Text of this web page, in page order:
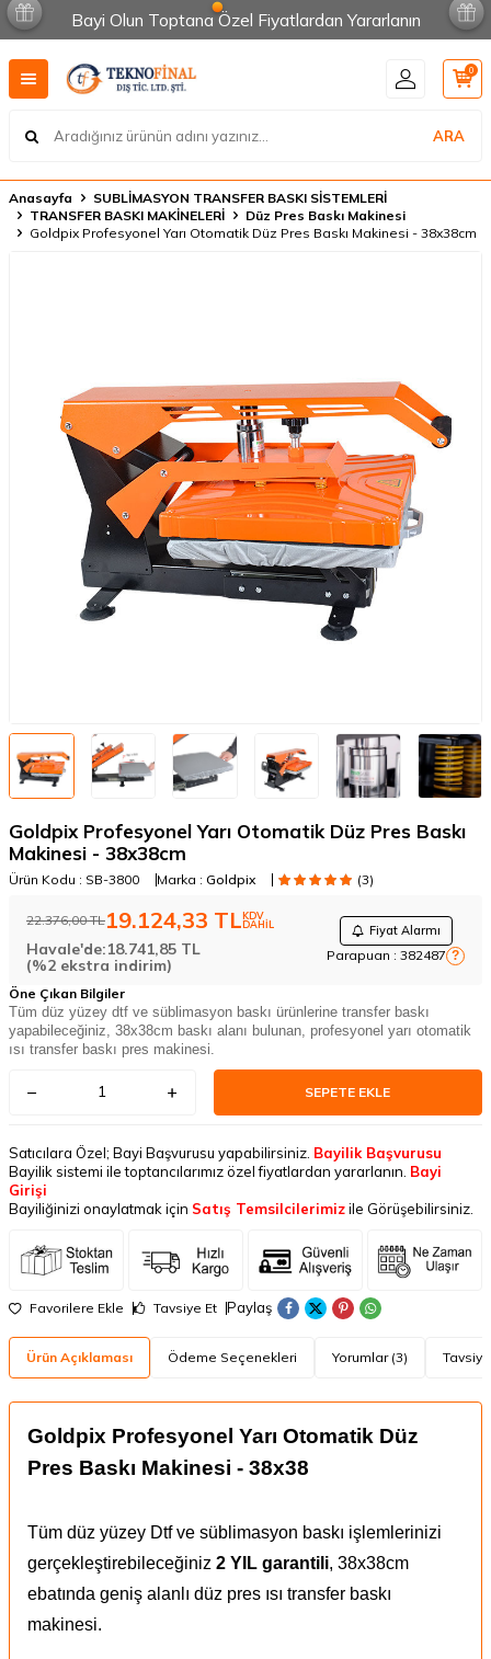
Bayi Olun Toptana Özel Fiyatlardan Yararlanın
ARA
0
Anasayfa
SUBLİMASYON TRANSFER BASKI SİSTEMLERİ
TRANSFER BASKI MAKİNELERİ
Düz Pres Baskı Makinesi
Goldpix Profesyonel Yarı Otomatik Düz Pres Baskı Makinesi - 38x38cm
Goldpix Profesyonel Yarı Otomatik Düz Pres Baskı
Makinesi - 38x38cm
Ürün Kodu : SB-3800 Marka : Goldpix (3)
22.376,00TL19.124,33 TLKDV
DAHİL Fiyat Alarmı
Parapuan : 382487 ?
Havale'de:18.741,85 TL
(%2 ekstra indirim)
Öne Çıkan Bilgiler
Tüm düz yüzey dtf ve süblimasyon baskı ürünlerine transfer baskı
yapabileceğiniz, 38x38cm baskı alanı bulunan, profesyonel yarı otomatik
ısı transfer baskı pres makinesi.
SEPETE EKLE
Satıcılara Özel; Bayi Başvurusu yapabilirsiniz. Bayilik Başvurusu
Bayilik sistemi ile toptancılarımız özel fiyatlardan yararlanın. Bayi
Girişi
Bayiliğinizi onaylatmak için Satış Temsilcilerimizile Görüşebilirsiniz.
Favorilere Ekle Tavsiye Et Paylaş
Ürün Açıklaması Ödeme Seçenekleri Yorumlar (3)
Goldpix Profesyonel Yarı Otomatik Düz
Pres Baskı Makinesi - 38x38
Tüm düz yüzey Dtf ve süblimasyon baskı işlemlerinizi
gerçekleştirebileceğiniz 2 YIL garantili, 38x38cm
ebatında geniş alanlı düz pres ısı transfer baskı
makinesi.